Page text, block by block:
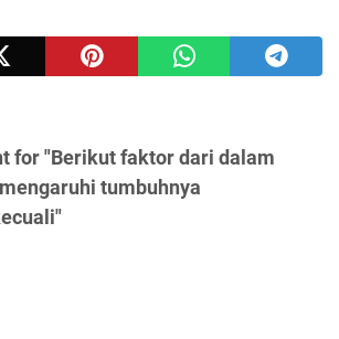
for "Berikut faktor dari dalam
tumbuhnya